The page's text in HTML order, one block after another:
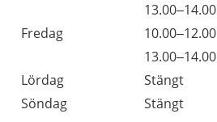
13.00–14.00
Fredag
10.00–12.00
13.00–14.00
Lördag
Stängt
Söndag
Stängt